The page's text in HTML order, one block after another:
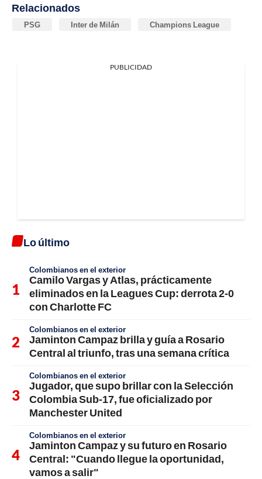
Relacionados
PSG Inter de Milán Champions League
PUBLICIDAD
Lo último
Colombianos en el exterior
Camilo Vargas y Atlas, prácticamente
eliminados en la Leagues Cup: derrota 2-0
con Charlotte FC
Colombianos en el exterior
Jaminton Campaz brilla y guía a Rosario
Central al triunfo, tras una semana crítica
Colombianos en el exterior
Jugador, que supo brillar con la Selección
Colombia Sub-17, fue oficializado por
Manchester United
Colombianos en el exterior
Jaminton Campaz y su futuro en Rosario
Central: "Cuando llegue la oportunidad,
vamos a salir"